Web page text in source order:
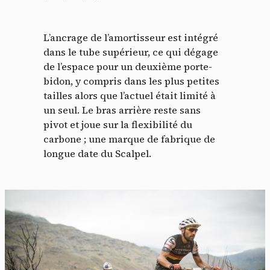
L’ancrage de l’amortisseur est intégré
dans le tube supérieur, ce qui dégage
de l’espace pour un deuxième porte-
bidon, y compris dans les plus petites
tailles alors que l’actuel était limité à
un seul. Le bras arrière reste sans
pivot et joue sur la flexibilité du
carbone ; une marque de fabrique de
longue date du Scalpel.